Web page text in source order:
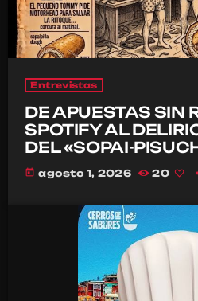
Entrevistas
DE APUESTAS SIN
SPOTIFY AL
DEL «SOPAI-
today agosto 1, 2026 20